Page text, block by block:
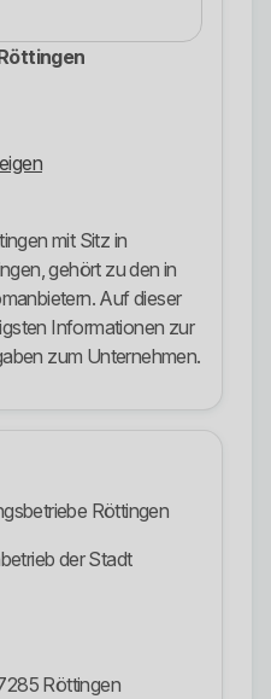
mit Sitz in
gehört zu den in
Auf dieser
Informationen zur
zum Unternehmen.
Röttingen
der Stadt
Röttingen